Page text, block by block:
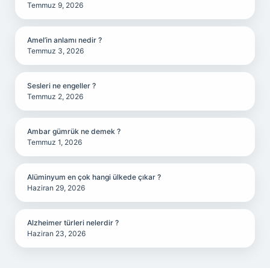
Temmuz 9, 2026
Amel’in anlamı nedir ?
Temmuz 3, 2026
Sesleri ne engeller ?
Temmuz 2, 2026
Ambar gümrük ne demek ?
Temmuz 1, 2026
Alüminyum en çok hangi ülkede çıkar ?
Haziran 29, 2026
Alzheimer türleri nelerdir ?
Haziran 23, 2026